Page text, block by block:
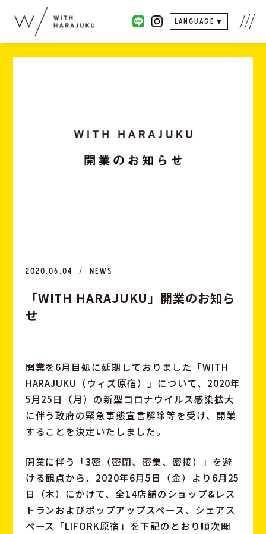
LANGUAGE
2020.06.04 NEWS
「WITH HARAJUKU 」 開業のお知ら
せ
開業を6月目処に延期しておりました「WITH
HARAJUKU（ウィズ原宿）」について、2020年
5月25日（月）の新型コロナウイルス感染拡大
に伴う政府の緊急事態宣言解除等を受け、開業
することを決定いたしました。
開業に伴う「3密（密閉、密集、密接）」を避
ける観点から、2020年6月5日（金）より6月25
日（木）にかけて、全14店舗のショップ&レス
トランおよびポップアップスペース、シェアス
ペース「LIFORK原宿」を下記のとおり順次開